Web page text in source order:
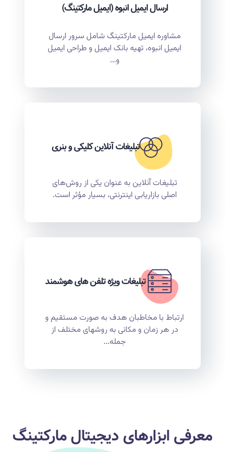
ارسال ایمیل انبوه (ایمیل مارکتینگ)
مشاوره ایمیل مارکتینگ شامل سرور ارسال
ایمیل انبوه، تهیه بانک ایمیل و طراحی ایمیل
و...
تبلیغات آنلاین کلیکی و بنری
تبلیغات آنلاین به عنوان یکی از روش‌های
اصلی بازاریابی اینترنتی، بسیار مؤثر است.
تبلیغات ویژه تلفن های هوشمند
ارتباط با مخاطبان هدف به صورت مستقیم و
در هر زمان و مکانی به روشهای مختلف از
جمله...
معرفی ابزارهای دیجیتال مارکتینگ